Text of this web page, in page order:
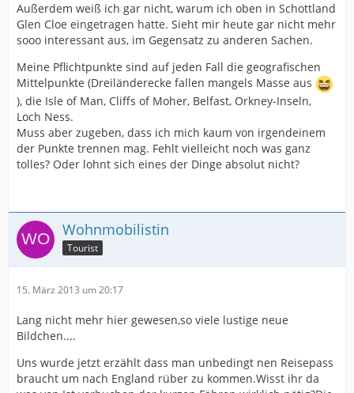
Außerdem weiß ich gar nicht, warum ich oben in Schottland
Glen Cloe eingetragen hatte. Sieht mir heute gar nicht mehr
sooo interessant aus, im Gegensatz zu anderen Sachen.
Meine Pflichtpunkte sind auf jeden Fall die geografischen
Mittelpunkte (Dreiländerecke fallen mangels Masse aus
), die Isle of Man, Cliffs of Moher, Belfast, Orkney-Inseln,
Loch Ness.
Muss aber zugeben, dass ich mich kaum von irgendeinem
der Punkte trennen mag. Fehlt vielleicht noch was ganz
tolles? Oder lohnt sich eines der Dinge absolut nicht?
Wohnmobilistin
Tourist
15. März 2013 um 20:17
Lang nicht mehr hier gewesen,so viele lustige neue
Bildchen....
Uns wurde jetzt erzählt dass man unbedingt nen Reisepass
braucht um nach England rüber zu kommen.Wisst ihr da